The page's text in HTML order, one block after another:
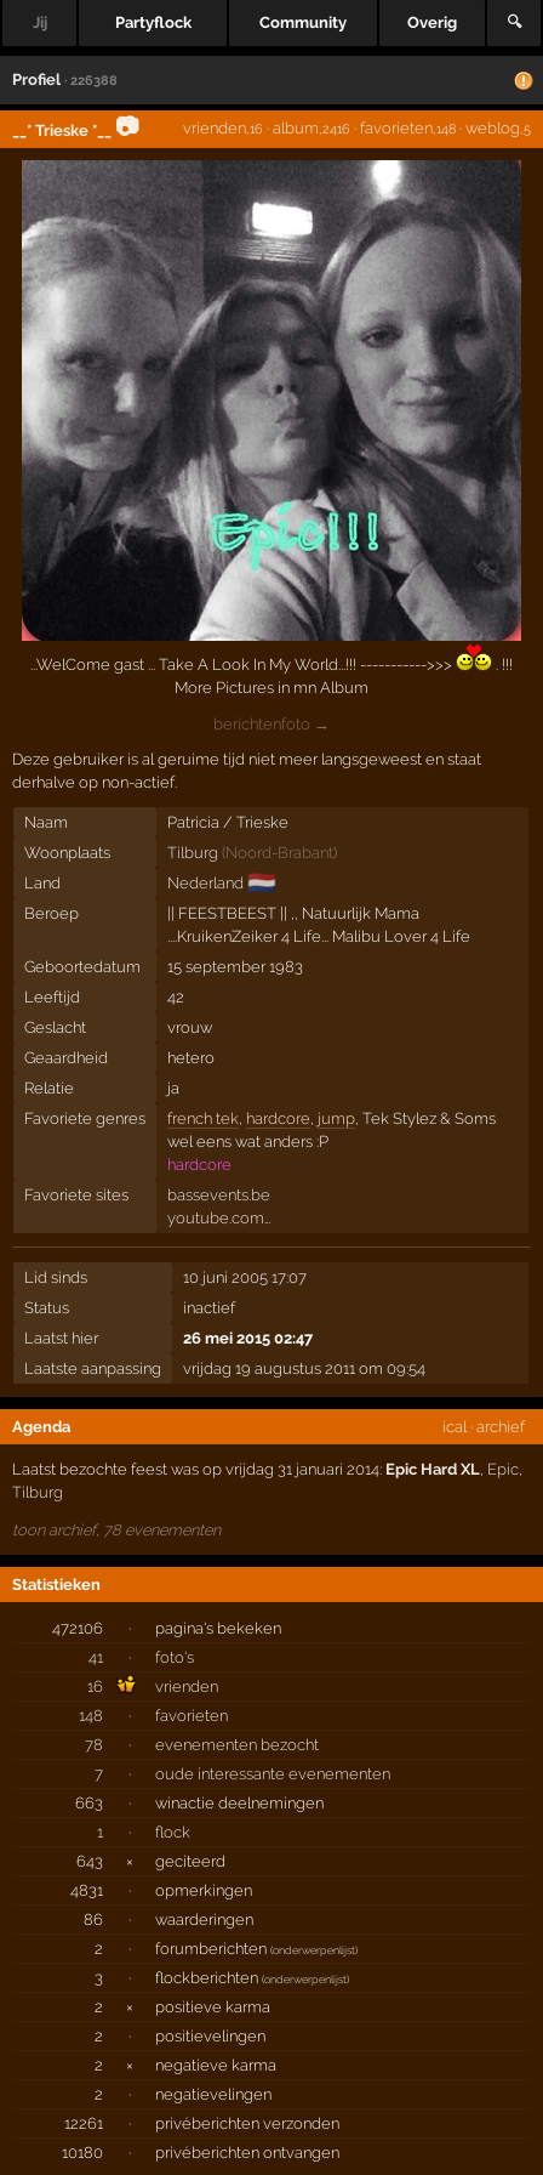
Jij Partyflock Community Overig 🔍
Profiel · 226388
__* Trieske *__ 📷 vrienden,16 · album ,2416 · favorieten,148· weblog ,5
...WelCome gast ... Take A Look In My World...!!! ----------->>>
. !!!
More Pictures in mn Album
berichtenfoto →
Deze gebruiker is al geruime tijd niet meer langsgeweest en staat
derhalve op non-actief.
Naam
Patricia / Trieske
Woonplaats
Tilburg (Noord-Brabant)
Land
Nederland 🇳🇱
Beroep
|| FEESTBEEST || ,, Natuurlijk Mama
....KruikenZeiker 4 Life... Malibu Lover 4 Life
Geboortedatum
15 september 1983
Leeftijd
42
Geslacht
vrouw
Geaardheid
hetero
Relatie
ja
Favoriete genres
french tek, hardcore, jump, Tek Stylez & Soms
wel eens wat anders :P
hardcore
Favoriete sites
bassevents.be
youtube.com…
Lid sinds
10 juni 2005 17:07
Status
inactief
Laatst hier
26 mei 2015 02:47
Laatste aanpassing
vrijdag 19 augustus 2011 om 09:54
Agenda ical· archief
Laatst bezochte feest was op vrijdag 31 januari 2014: Epic Hard XL Epic
Tilburg
toon archief, 78 evenementen
Statistieken
472106 ·
pagina's bekeken
41
·
foto's
16
vrienden
148
·
favorieten
78
·
evenementen bezocht
7
·
oude interessante evenementen
663
·
winactie deelnemingen
1
·
flock
643
×
geciteerd
4831
·
opmerkingen
86
·
waarderingen
2
· forumberichten(onderwerpenlijst)
3 · flockberichten(onderwerpenlijst)
2 ×
positieve karma
2
·
positievelingen
2
×
negatieve karma
2
·
negatievelingen
12261
·
privéberichten verzonden
10180
· privéberichten ontvangen